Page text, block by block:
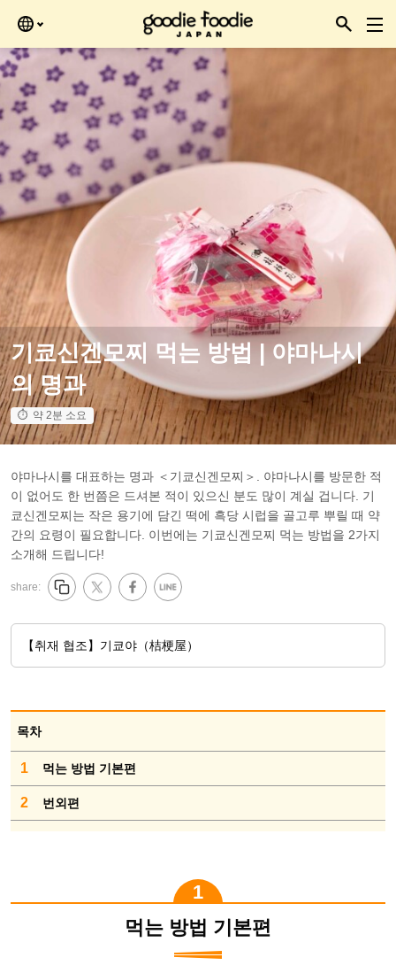
content
을 때 확인하세요.
기쿄신겐모찌 먹는 방법 | 야마나시
의 명과
약 2분 소요
야마나시를 대표하는 명과 ＜기쿄신겐모찌＞. 야마나시를 방문한 적
이 없어도 한 번쯤은 드셔본 적이 있으신 분도 많이 계실 겁니다. 기
쿄신겐모찌는 작은 용기에 담긴 떡에 흑당 시럽을 골고루 뿌릴 때 약
간의 요령이 필요합니다. 이번에는 기쿄신겐모찌 먹는 방법을 2가지
소개해 드립니다!
share:
【취재 협조】기쿄야（桔梗屋）
목차
1 먹는 방법 기본편
2 번외편
먹는 방법 기본편